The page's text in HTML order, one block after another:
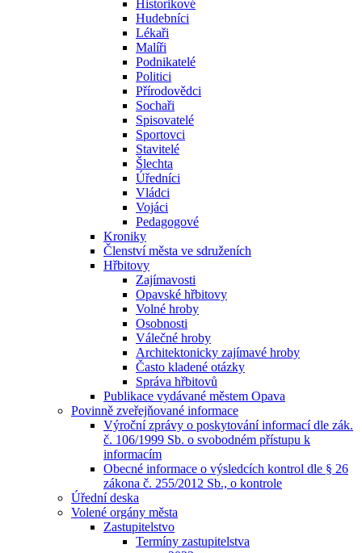
Historikové
Hudebníci
Lékaři
Malíři
Podnikatelé
Politici
Přírodovědci
Sochaři
Spisovatelé
Sportovci
Stavitelé
Šlechta
Úředníci
Vládci
Vojáci
Pedagogové
Kroniky
Členství města ve sdruženích
Hřbitovy
Zajímavosti
Opavské hřbitovy
Volné hroby
Osobnosti
Válečné hroby
Architektonicky zajímavé hroby
Často kladené otázky
Správa hřbitovů
Publikace vydávané městem Opava
Povinně zveřejňované informace
Výroční zprávy o poskytování informací dle zák.
č. 106/1999 Sb. o svobodném přístupu k
informacím
Obecné informace o výsledcích kontrol dle § 26
zákona č. 255/2012 Sb., o kontrole
Úřední deska
Volené orgány města
Zastupitelstvo
Termíny zastupitelstva